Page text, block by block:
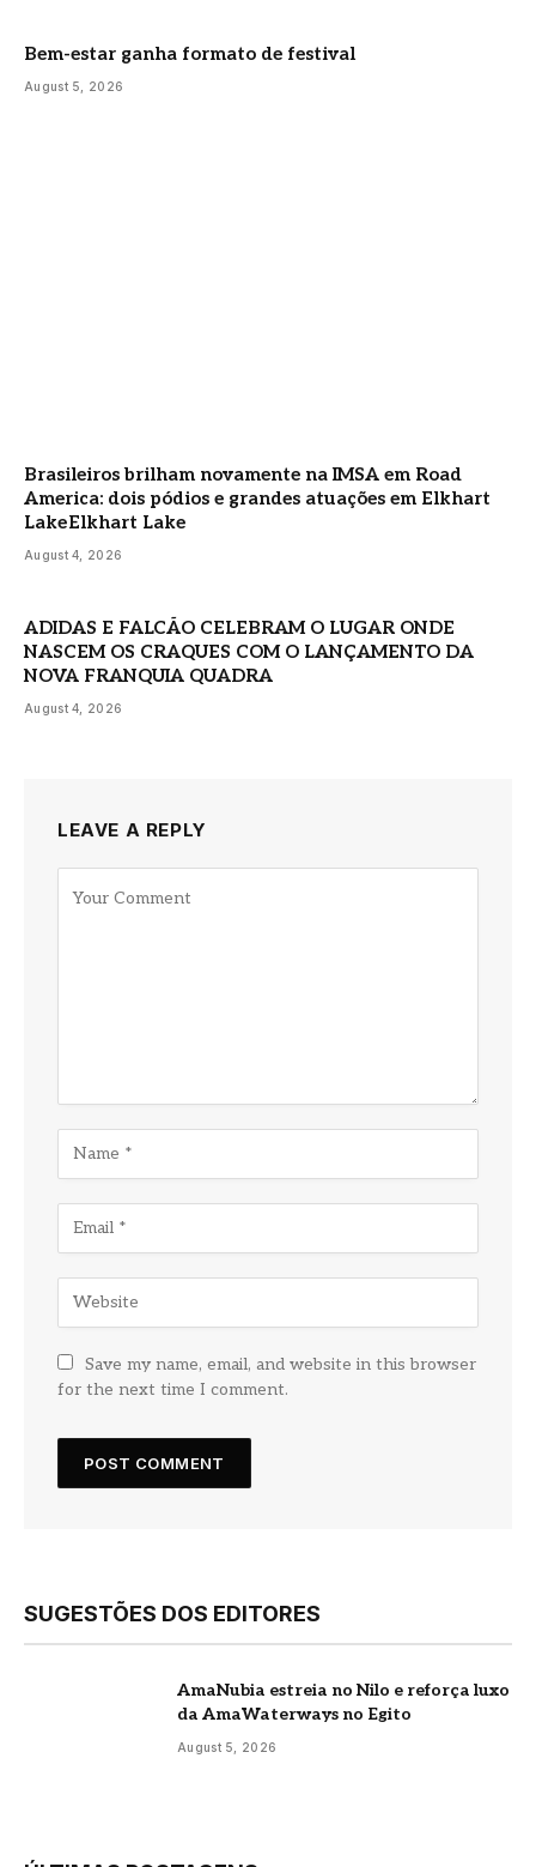
Bem-estar ganha formato de festival
August 5, 2026
Brasileiros brilham novamente na IMSA em Road
America: dois pódios e grandes atuações em Elkhart
Lake Elkhart Lake
August 4, 2026
ADIDAS E FALCÃO CELEBRAM O LUGAR ONDE
NASCEM OS CRAQUES COM O LANÇAMENTO DA
NOVA FRANQUIA QUADRA
August 4, 2026
LEAVE A REPLY
Save my name, email, and website in this browser
for the next time I comment.
SUGESTÕES DOS EDITORES
AmaNubia estreia no Nilo e reforça luxo
da AmaWaterways no Egito
August 5, 2026